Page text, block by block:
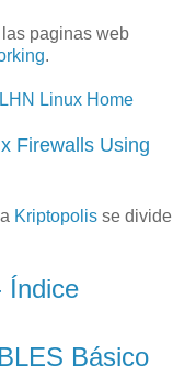
paginas web
.
LHN Linux Home
Firewalls Using
Kriptopolis se divide
Índice
Básico